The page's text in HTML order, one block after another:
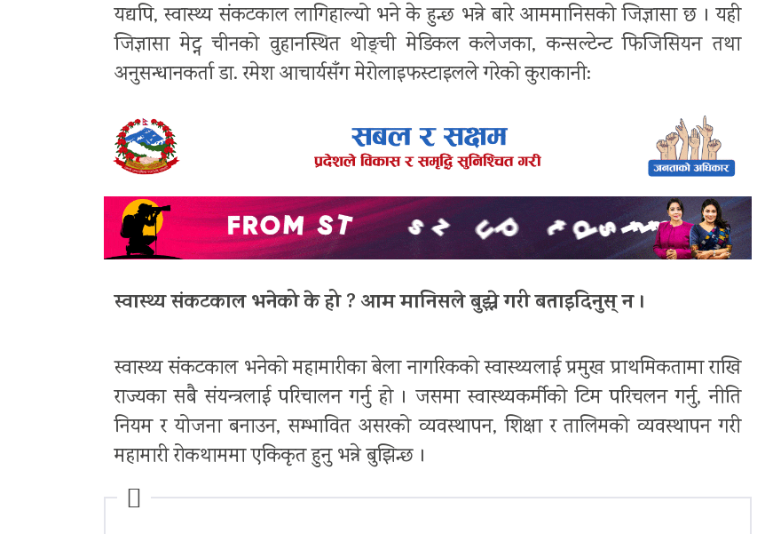
यद्यपि, स्वास्थ्य संकटकाल लागिहाल्यो भने के हुन्छ भन्ने बारे आममानिसको जिज्ञासा छ । यही
जिज्ञासा मेट्न चीनको वुहानस्थित थोङ्ची मेडिकल कलेजका, कन्सल्टेन्ट फिजिसियन तथा
अनुसन्धानकर्ता डा. रमेश आचार्यसँग मेरोलाइफस्टाइलले गरेको कुराकानी:
स्वास्थ्य संकटकाल भनेको के हो ? आम मानिसले बुझ्ने गरी बताइदिनुस् न ।
स्वास्थ्य संकटकाल भनेको महामारीका बेला नागरिकको स्वास्थ्यलाई प्रमुख प्राथमिकतामा राखि
राज्यका सबै संयन्त्रलाई परिचालन गर्नु हो । जसमा स्वास्थ्यकर्मीको टिम परिचलन गर्नु, नीति
नियम र योजना बनाउन, सम्भावित असरको व्यवस्थापन, शिक्षा र तालिमको व्यवस्थापन गरी
महामारी रोकथाममा एकिकृत हुनु भन्ने बुझिन्छ ।